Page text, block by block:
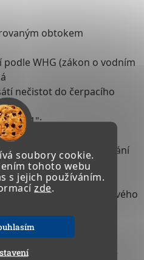
soubory cookie.
tohoto webu
s jejich používáním.
zde.
obtokem
WHG (zákon o vodním
nečistot do čerpacího
a, G 1";
tím se maximálně zabrání
zkrat při silných
z hliníkového tlakového
hmotnost a mimořádně